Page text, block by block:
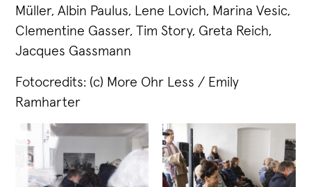
Müller, Albin Paulus, Lene Lovich, Marina Vesic,
Clementine Gasser, Tim Story, Greta Reich,
Jacques Gassmann
Fotocredits: (c) More Ohr Less / Emily
Ramharter